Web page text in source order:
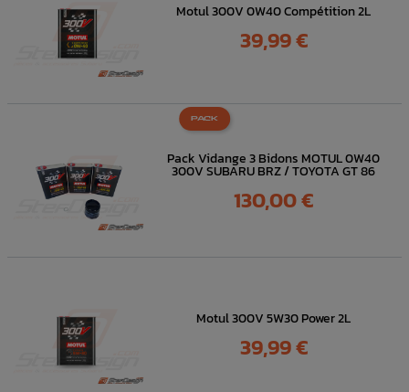
Motul 300V 0W40 Compétition 2L
Prix
39,99 €
Pack Vidange 3 Bidons MOTUL 0W40
300V SUBARU BRZ / TOYOTA GT 86
Prix
130,00 €
PACK
Motul 300V 5W30 Power 2L
Prix
39,99 €